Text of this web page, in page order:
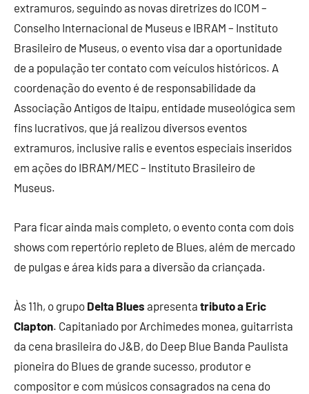
extramuros, seguindo as novas diretrizes do ICOM –
Conselho Internacional de Museus e IBRAM – Instituto
Brasileiro de Museus, o evento visa dar a oportunidade
de a população ter contato com veículos históricos. A
coordenação do evento é de responsabilidade da
Associação Antigos de Itaipu, entidade museológica sem
fins lucrativos, que já realizou diversos eventos
extramuros, inclusive ralis e eventos especiais inseridos
em ações do IBRAM/MEC – Instituto Brasileiro de
Museus.
Para ficar ainda mais completo, o evento conta com dois
shows com repertório repleto de Blues, além de mercado
de pulgas e área kids para a diversão da criançada.
Às 11h, o grupo Delta Blues apresenta tributo a Eric
Clapton. Capitaniado por Archimedes monea, guitarrista
da cena brasileira do J&B, do Deep Blue Banda Paulista
pioneira do Blues de grande sucesso, produtor e
compositor e com músicos consagrados na cena do